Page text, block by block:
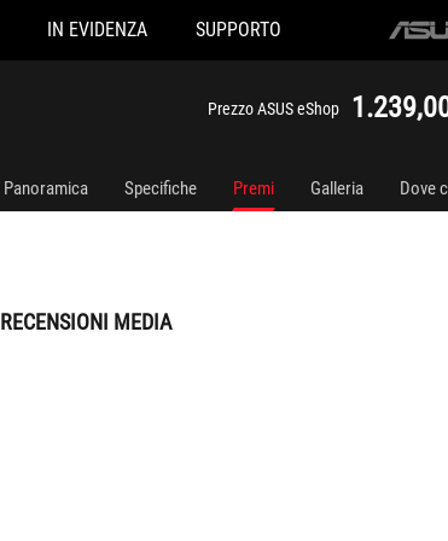
IN EVIDENZA SUPPORTO
ASUS
Prezzo ASUS eShop
Panoramica Specifiche Premi Galleria Dove
RECENSIONI MEDIA